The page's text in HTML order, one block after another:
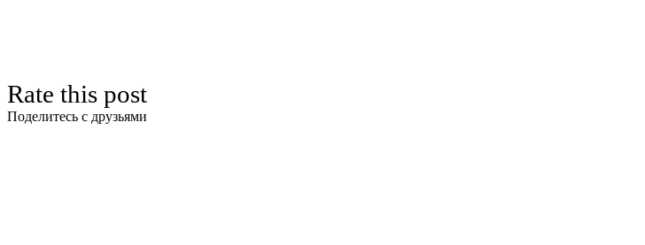
Rate this post
Поделитесь с друзьями